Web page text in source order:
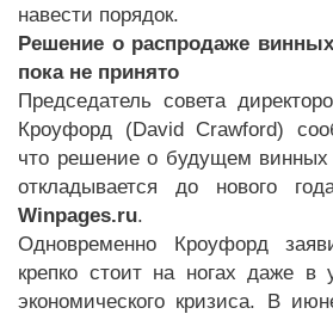
навести порядок.
Решение о распродаже
пока не принято
Председатель совета
Кроуфорд (David Crawford)
что решение о будущем винных
откладывается до нового
Winpages.ru.
Одновременно Кроуфорд
крепко стоит на ногах даже в
экономического кризиса. В